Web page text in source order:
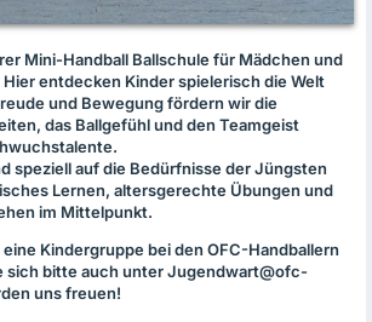
Mini-Handball Ballschule für Mädchen und
entdecken Kinder spielerisch die Welt
und Bewegung fördern wir die
das Ballgefühl und den Teamgeist
speziell auf die Bedürfnisse der Jüngsten
Lernen, altersgerechte Übungen und
im Mittelpunkt.
Kindergruppe bei den OFC-Handballern
sich bitte auch unter Jugendwart@ofc-
uns freuen!